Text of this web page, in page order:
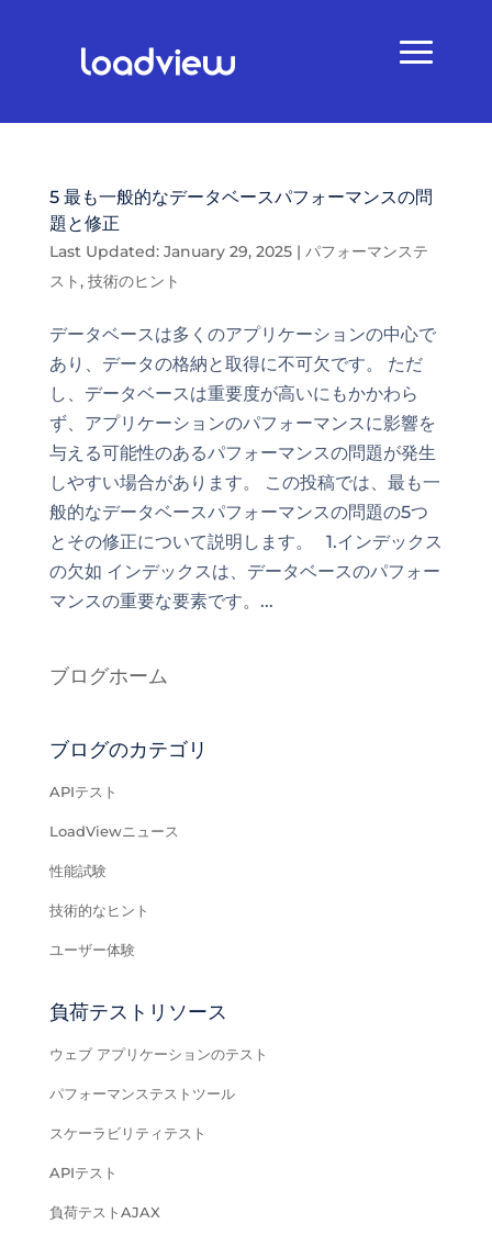
5 最も一般的なデータベースパフォーマンスの問
題と修正
Last Updated: January 29, 2025| パフォーマンステ
スト, 技術のヒント
データベースは多くのアプリケーションの中心で
あり、データの格納と取得に不可欠です。 ただ
し、データベースは重要度が高いにもかかわら
ず、アプリケーションのパフォーマンスに影響を
与える可能性のあるパフォーマンスの問題が発生
しやすい場合があります。 この投稿では、最も一
般的なデータベースパフォーマンスの問題の5つ
とその修正について説明します。 1.インデックス
の欠如 インデックスは、データベースのパフォー
マンスの重要な要素です。...
ブログホーム
ブログのカテゴリ
APIテスト
LoadViewニュース
性能試験
技術的なヒント
ユーザー体験
負荷テストリソース
ウェブ アプリケーションのテスト
パフォーマンステストツール
スケーラビリティテスト
APIテスト
負荷テストAJAX